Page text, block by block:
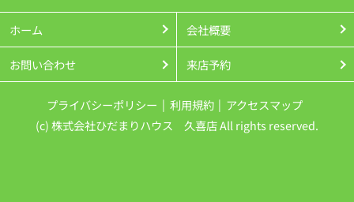
ホーム 会社概要
お問い合わせ 来店予約
プライバシーポリシー 利用規約
アクセスマップ
(c) 株式会社ひだまりハウス 久喜店 All rights reserved.